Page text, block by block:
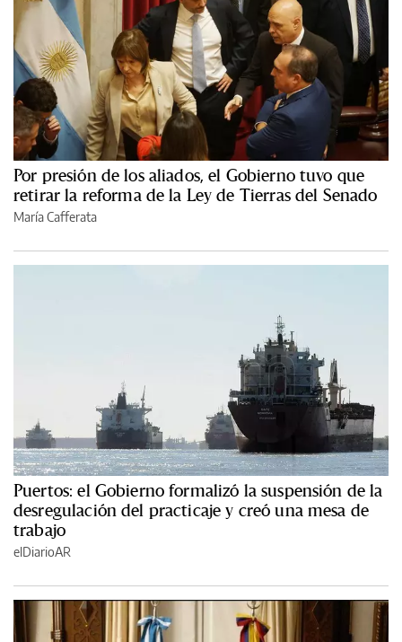
Por presión de los aliados, el Gobierno tuvo que
retirar la reforma de la Ley de Tierras del Senado
María Cafferata
Puertos: el Gobierno formalizó la suspensión de la
desregulación del practicaje y creó una mesa de
trabajo
elDiarioAR